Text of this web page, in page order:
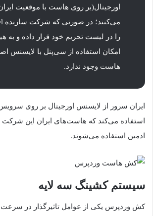
اورجینال(بر روی هاست با موقعیت
را در لیست تحریم خود قرار داده و به
امکان استفاده از سی‌پنل با لایسنس
هاست وجود ندارد.
ایران سرور از لایسنس اورجینال بر روی
استفاده می‌کند که هاست‌های ایران این شرکت
ادمین استفاده می‌شوند.
سیستم کشینگ سه لایه
کش وردپرس یکی از عوامل تاثیرگذار در سرعت